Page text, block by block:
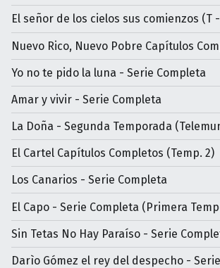
El señor de los cielos sus comienzos (T
Nuevo Rico, Nuevo Pobre Capítulos
Yo no te pido la luna - Serie Completa
Amar y vivir - Serie Completa
La Doña - Segunda Temporada
El Cartel Capítulos Completos (Temp. 2)
Los Canarios - Serie Completa
El Capo - Serie Completa (Primera
Sin Tetas No Hay Paraíso - Serie
Darìo Gómez el rey del despecho -